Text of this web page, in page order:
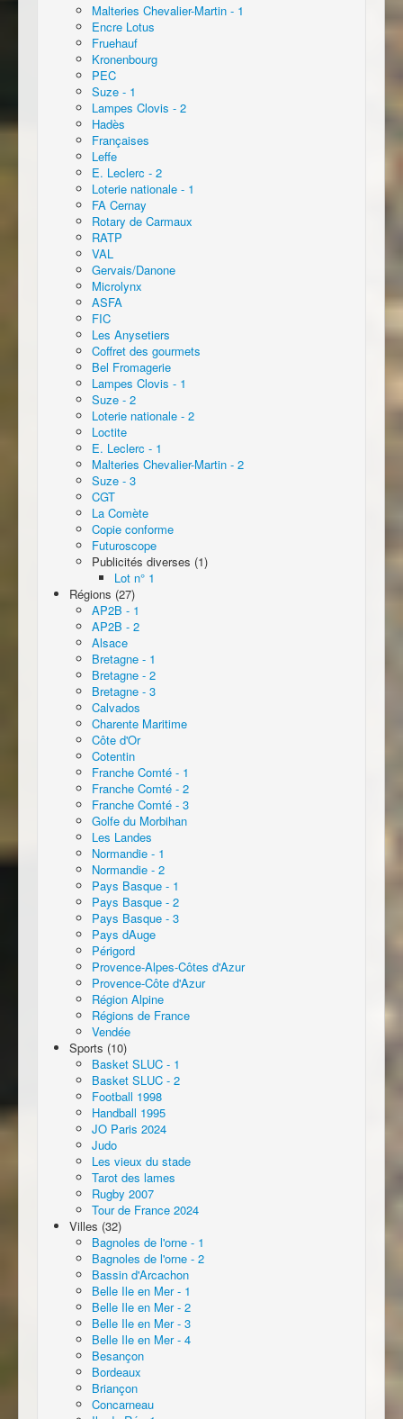
Malteries Chevalier-Martin - 1
Encre Lotus
Fruehauf
Kronenbourg
PEC
Suze - 1
Lampes Clovis - 2
Hadès
Françaises
Leffe
E. Leclerc - 2
Loterie nationale - 1
FA Cernay
Rotary de Carmaux
RATP
VAL
Gervais/Danone
Microlynx
ASFA
FIC
Les Anysetiers
Coffret des gourmets
Bel Fromagerie
Lampes Clovis - 1
Suze - 2
Loterie nationale - 2
Loctite
E. Leclerc - 1
Malteries Chevalier-Martin - 2
Suze - 3
CGT
La Comète
Copie conforme
Futuroscope
Publicités diverses (1)
Lot n° 1
Régions (27)
AP2B - 1
AP2B - 2
Alsace
Bretagne - 1
Bretagne - 2
Bretagne - 3
Calvados
Charente Maritime
Côte d'Or
Cotentin
Franche Comté - 1
Franche Comté - 2
Franche Comté - 3
Golfe du Morbihan
Les Landes
Normandie - 1
Normandie - 2
Pays Basque - 1
Pays Basque - 2
Pays Basque - 3
Pays dAuge
Périgord
Provence-Alpes-Côtes d'Azur
Provence-Côte d'Azur
Région Alpine
Régions de France
Vendée
Sports (10)
Basket SLUC - 1
Basket SLUC - 2
Football 1998
Handball 1995
JO Paris 2024
Judo
Les vieux du stade
Tarot des lames
Rugby 2007
Tour de France 2024
Villes (32)
Bagnoles de l'orne - 1
Bagnoles de l'orne - 2
Bassin d'Arcachon
Belle Ile en Mer - 1
Belle Ile en Mer - 2
Belle Ile en Mer - 3
Belle Ile en Mer - 4
Besançon
Bordeaux
Briançon
Concarneau